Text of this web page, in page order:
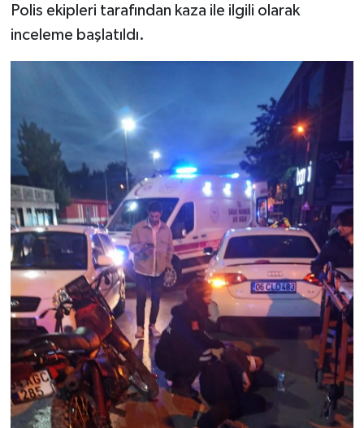
Polis ekipleri tarafından kaza ile ilgili olarak
inceleme başlatıldı.